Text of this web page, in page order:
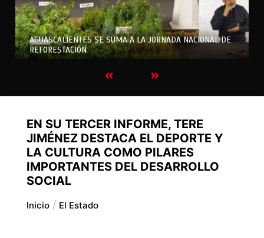
AGUASCALIENTES SE SUMA A LA JORNADA NACIONAL DE
REFORESTACIÓN
EN SU TERCER INFORME, TERE
JIMÉNEZ DESTACA EL DEPORTE Y
LA CULTURA COMO PILARES
IMPORTANTES DEL DESARROLLO
SOCIAL
Inicio El Estado